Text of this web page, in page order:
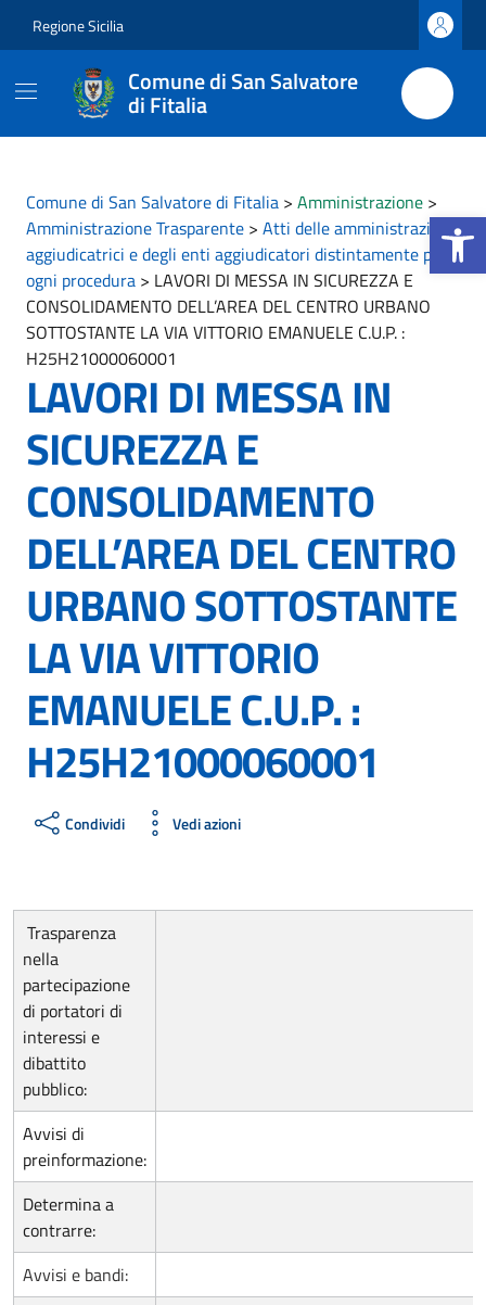
Apri la
Regione Sicilia
Comune di San Salvatore
di Fitalia
Comune di San Salvatore di Fitalia > Amministrazione >
Amministrazione Trasparente > Atti delle amministrazioni
aggiudicatrici e degli enti aggiudicatori distintamente per
ogni procedura > LAVORI DI MESSA IN SICUREZZA E
CONSOLIDAMENTO DELL’AREA DEL CENTRO URBANO
SOTTOSTANTE LA VIA VITTORIO EMANUELE C.U.P. :
H25H21000060001
LAVORI DI MESSA IN
SICUREZZA E
CONSOLIDAMENTO
DELL’AREA DEL CENTRO
URBANO SOTTOSTANTE
LA VIA VITTORIO
EMANUELE C.U.P. :
H25H21000060001
Condividi Vedi azioni
Trasparenza
nella
partecipazione
di portatori di
interessi e
dibattito
pubblico:
Avvisi di
preinformazione:
Determina a
contrarre:
Avvisi e bandi: